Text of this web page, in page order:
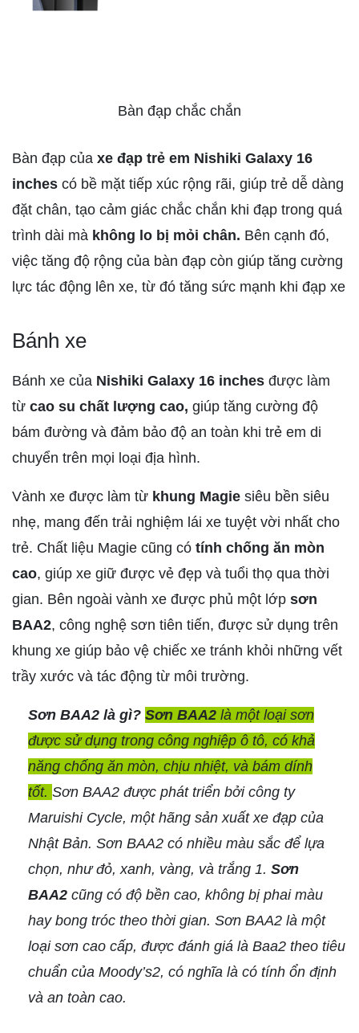
Bàn đạp chắc chắn
Bàn đạp của xe đạp trẻ em Nishiki Galaxy 16
inches có bề mặt tiếp xúc rộng rãi, giúp trẻ dễ dàng
đặt chân, tạo cảm giác chắc chắn khi đạp trong quá
trình dài mà không lo bị mỏi chân. Bên cạnh đó,
việc tăng độ rộng của bàn đạp còn giúp tăng cường
lực tác động lên xe, từ đó tăng sức mạnh khi đạp xe
Bánh xe
Bánh xe của Nishiki Galaxy 16 inches được làm
từ cao su chất lượng cao, giúp tăng cường độ
bám đường và đảm bảo độ an toàn khi trẻ em di
chuyển trên mọi loại địa hình.
Vành xe được làm từ khung Magie siêu bền siêu
nhẹ, mang đến trải nghiệm lái xe tuyệt vời nhất cho
trẻ. Chất liệu Magie cũng có tính chống ăn mòn
cao, giúp xe giữ được vẻ đẹp và tuổi thọ qua thời
gian. Bên ngoài vành xe được phủ một lớp sơn
BAA2, công nghệ sơn tiên tiến, được sử dụng trên
khung xe giúp bảo vệ chiếc xe tránh khỏi những vết
trầy xước và tác động từ môi trường.
Sơn BAA2 là gì? Sơn BAA2 là một loại sơn
được sử dụng trong công nghiệp ô tô, có khả
năng chống ăn mòn, chịu nhiệt, và bám dính
tốt. Sơn BAA2 được phát triển bởi công ty
Maruishi Cycle, một hãng sản xuất xe đạp của
Nhật Bản. Sơn BAA2 có nhiều màu sắc để lựa
chọn, như đỏ, xanh, vàng, và trắng 1. Sơn
BAA2 cũng có độ bền cao, không bị phai màu
hay bong tróc theo thời gian. Sơn BAA2 là một
loại sơn cao cấp, được đánh giá là Baa2 theo tiêu
chuẩn của Moody’s2, có nghĩa là có tính ổn định
và an toàn cao.